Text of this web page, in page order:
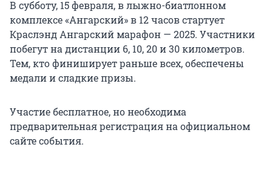
В субботу, 15 февраля, в лыжно-биатлонном
комплексе «Ангарский» в 12 часов стартует
Краслэнд Ангарский марафон — 2025. Участники
побегут на дистанции 6, 10, 20 и 30 километров.
Тем, кто финиширует раньше всех, обеспечены
медали и сладкие призы.
Участие бесплатное, но необходима
предварительная регистрация на официальном
сайте события.